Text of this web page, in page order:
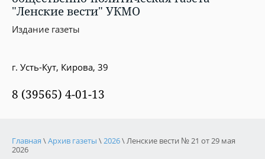
"Ленские вести" УКМО
Издание газеты
8 (39565) 4-01-13
г. Усть-Кут, Кирова, 39
Главная \Архив газеты \2026\ Ленские вести № 21 от 29 мая
2026